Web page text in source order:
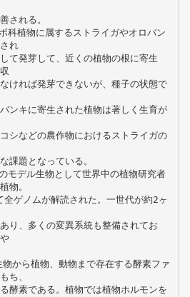
される。
植物に属するストライガやオロバン
れ
て発芽して、近くの植物の根に寄生
ければ発芽できないが、種子の状態で
ンキに寄生された植物は著しく生育が
シなどの農作物におけるストライガの
課題となっている。
デル生物として世界中の植物研究者
物。
ゲノムが解読された。一世代が約2ヶ
り、多くの変異系統も整備されてお
から植物、動物まで存在する酵素ファ
ち、
酵素である。植物では植物ホルモンを